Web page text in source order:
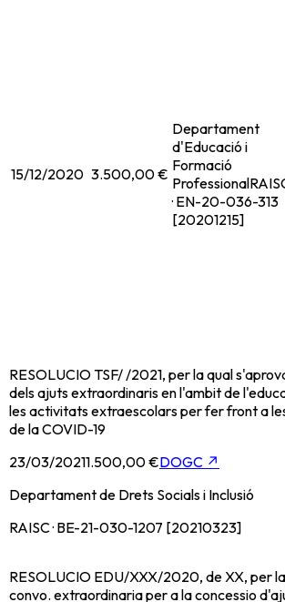
15/12/2020 3.500,00 €
Departament
d'Educació i
Formació
Professional
· EN-20-036-313
[20201215]
RESOLUCIO TSF/ /2021, per la qual
dels ajuts extraordinaris en l'ambit de
les activitats extraescolars per fer front a
de la COVID-19
23/03/20211.500,00 €DOGC ↗
Departament de Drets Socials i Inclusió
RAISC · BE-21-030-1207 [20210323]
RESOLUCIO EDU/XXX/2020, de XX, per
convo. extraordinaria per a la concessio